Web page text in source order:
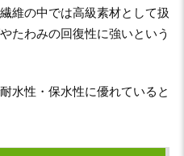
維の中では高級素材として扱
たわみの回復性に強いという
水性・保水性に優れていると